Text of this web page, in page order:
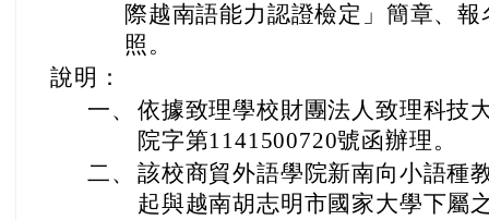
際越南語能力認證檢定」簡章、
照。
說明：
一、 依據致理學校財團法人致理科技
院字第1141500720號函辦理。
二、 該校商貿外語學院新南向小語種
起與越南胡志明市國家大學下屬